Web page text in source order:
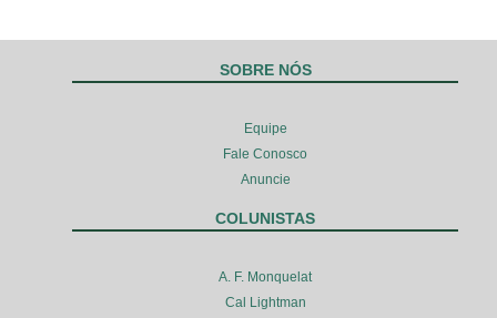
SOBRE NÓS
Equipe
Fale Conosco
Anuncie
COLUNISTAS
A. F. Monquelat
Cal Lightman